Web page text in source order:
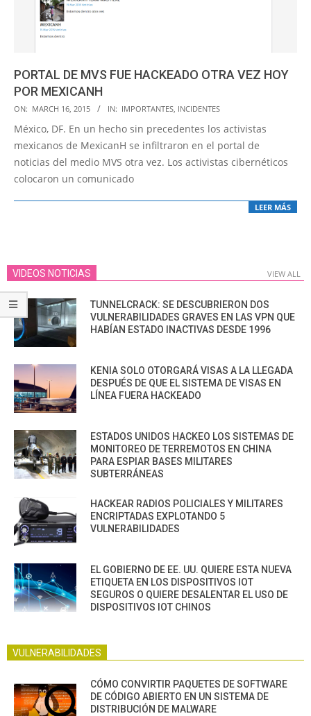
PORTAL DE MVS FUE HACKEADO OTRA VEZ HOY
POR MEXICANH
2015-
03-
ON: MARCH 16, 2015 IN: IMPORTANTES INCIDENTES
México, DF. En un hecho sin precedentes los activistas
mexicanos de MexicanH se infiltraron en el portal de
noticias del medio MVS otra vez. Los activistas cibernéticos
colocaron un comunicado
LEER MÁS
VIDEOS NOTICIAS VIEW ALL
TUNNELCRACK: SE DESCUBRIERON DOS
VULNERABILIDADES GRAVES EN LAS VPN QUE
HABÍAN ESTADO INACTIVAS DESDE 1996
KENIA SOLO OTORGARÁ VISAS A LA LLEGADA
DESPUÉS DE QUE EL SISTEMA DE VISAS EN
LÍNEA FUERA HACKEADO
ESTADOS UNIDOS HACKEO LOS SISTEMAS DE
MONITOREO DE TERREMOTOS EN CHINA
PARA ESPIAR BASES MILITARES
SUBTERRÁNEAS
HACKEAR RADIOS POLICIALES Y MILITARES
ENCRIPTADAS EXPLOTANDO 5
VULNERABILIDADES
EL GOBIERNO DE EE. UU. QUIERE ESTA NUEVA
ETIQUETA EN LOS DISPOSITIVOS IOT
SEGUROS O QUIERE DESALENTAR EL USO DE
DISPOSITIVOS IOT CHINOS
VULNERABILIDADES
CÓMO CONVIRTIR PAQUETES DE SOFTWARE
DE CÓDIGO ABIERTO EN UN SISTEMA DE
DISTRIBUCIÓN DE MALWARE